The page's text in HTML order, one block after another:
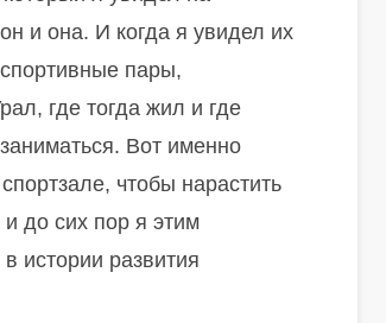
и она. И когда я увидел их
пары,
где тогда жил и где
Вот именно
чтобы нарастить
до сих пор я этим
истории развития